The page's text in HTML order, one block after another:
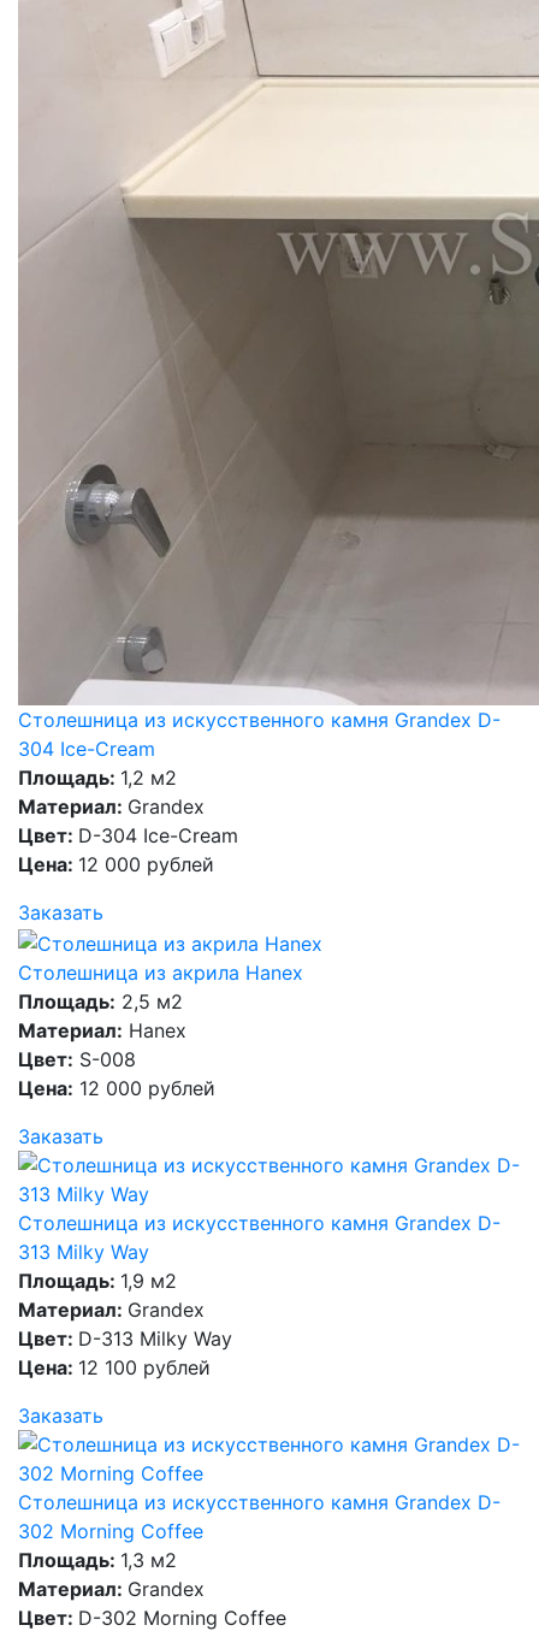
Столешница из искусственного камня Grandex D-
304 Ice-Cream
Площадь: 1,2 м2
Материал: Grandex
Цвет: D-304 Ice-Cream
Цена: 12 000 рублей
Заказать
Столешница из акрила Hanex
Площадь: 2,5 м2
Материал: Hanex
Цвет: S-008
Цена: 12 000 рублей
Заказать
Столешница из искусственного камня Grandex D-
313 Milky Way
Площадь: 1,9 м2
Материал: Grandex
Цвет: D-313 Milky Way
Цена: 12 100 рублей
Заказать
Столешница из искусственного камня Grandex D-
302 Morning Coffee
Площадь: 1,3 м2
Материал: Grandex
Цвет: D-302 Morning Coffee